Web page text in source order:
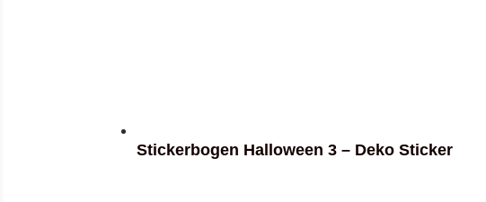
Stickerbogen Halloween 3 – Deko Sticker